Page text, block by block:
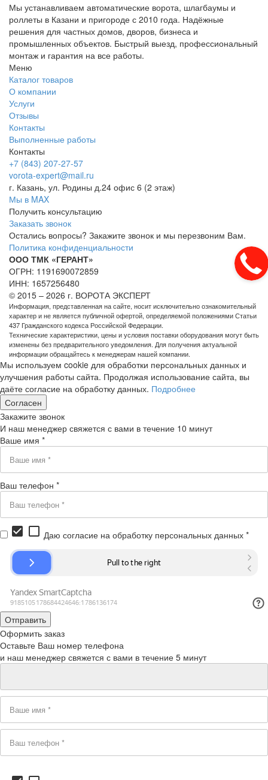
Мы устанавливаем автоматические ворота, шлагбаумы и
роллеты в Казани и пригороде с 2010 года. Надёжные
решения для частных домов, дворов, бизнеса и
промышленных объектов. Быстрый выезд, профессиональный
монтаж и гарантия на все работы.
Меню
Каталог товаров
О компании
Услуги
Отзывы
Контакты
Выполненные работы
Контакты
+7 (843) 207-27-57
vorota-expert@mail.ru
г. Казань, ул. Родины д.24 офис 6 (2 этаж)
Мы в MAX
Получить консультацию
Заказать звонок
Остались вопросы? Закажите звонок и мы перезвоним Вам.
Политика конфиденциальности
ООО ТМК «ГЕРАНТ»
ОГРН: 1191690072859
ИНН: 1657256480
© 2015 – 2026 г. ВОРОТА ЭКСПЕРТ
Информация, представленная на сайте, носит исключительно ознакомительный
характер и не является публичной офертой, определяемой положениями Статьи
437 Гражданского кодекса Российской Федерации.
Технические характеристики, цены и условия поставки оборудования могут быть
изменены без предварительного уведомления. Для получения актуальной
информации обращайтесь к менеджерам нашей компании.
Мы используем cookie для обработки персональных данных и
улучшения работы сайта. Продолжая использование сайта, вы
даёте согласие на обработку данных. Подробнее
Согласен
Закажите звонок
И наш менеджер свяжется с вами в течение 10 минут
Ваше имя *
Ваш телефон *
check_box check_box_outline_blank Даю согласие на обработку персональных данных *
Оформить заказ
Оставьте Ваш номер телефона
и наш менеджер свяжется с вами в течение 5 минут